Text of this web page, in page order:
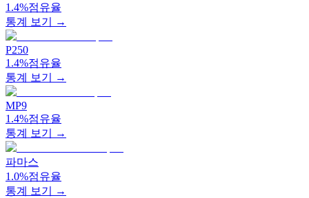
1.4%점유율
통계 보기 →
P250
1.4%점유율
통계 보기 →
MP9
1.4%점유율
통계 보기 →
파마스
1.0%점유율
통계 보기 →